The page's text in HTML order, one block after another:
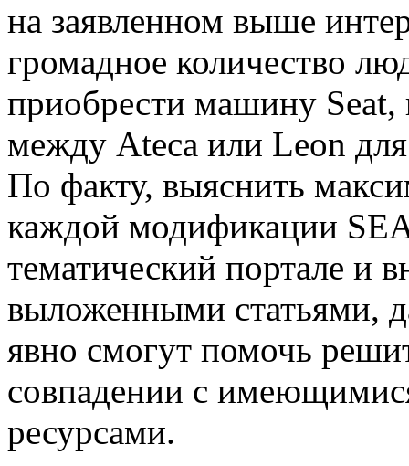
на заявленном выше
громадное количество
приобрести машину Seat,
между Ateca или Leon
По факту, выяснить
каждой модификации
тематический портале и
выложенными статьями,
явно смогут помочь
совпадении с
ресурсами.